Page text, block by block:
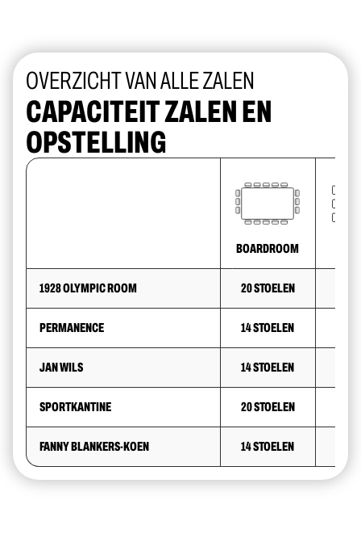
OVERZICHT VAN ALLE ZALEN
CAPACITEIT ZALEN EN
OPSTELLING
BOARDROOM
1928 OLYMPIC ROOM 20 STOELEN
PERMANENCE 14 STOELEN
JAN WILS 14 STOELEN
SPORTKANTINE 20 STOELEN
FANNY BLANKERS-KOEN 14 STOELEN